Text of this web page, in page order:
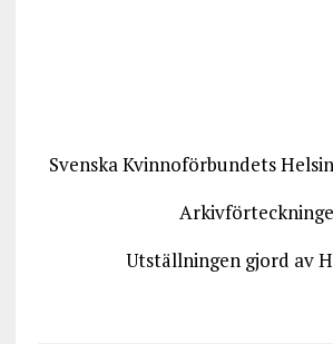
Svenska Kvinnoförbundets
Utställningen gjord av